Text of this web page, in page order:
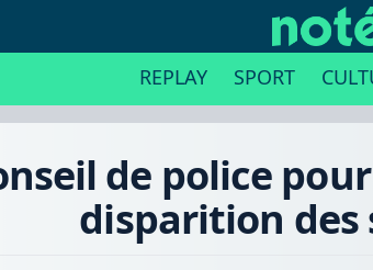
REPLAY SPORT
de police
disparition des